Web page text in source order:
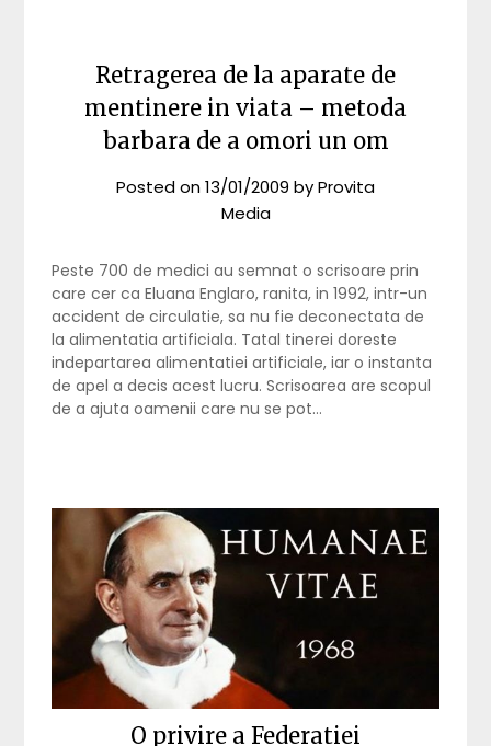
Retragerea de la aparate de
mentinere in viata – metoda
barbara de a omori un om
Posted on13/01/2009 byProvita
Media
Peste 700 de medici au semnat o scrisoare prin
care cer ca Eluana Englaro, ranita, in 1992, intr-un
accident de circulatie, sa nu fie deconectata de
la alimentatia artificiala. Tatal tinerei doreste
indepartarea alimentatiei artificiale, iar o instanta
de apel a decis acest lucru. Scrisoarea are scopul
de a ajuta oamenii care nu se pot…
O privire a Federatiei